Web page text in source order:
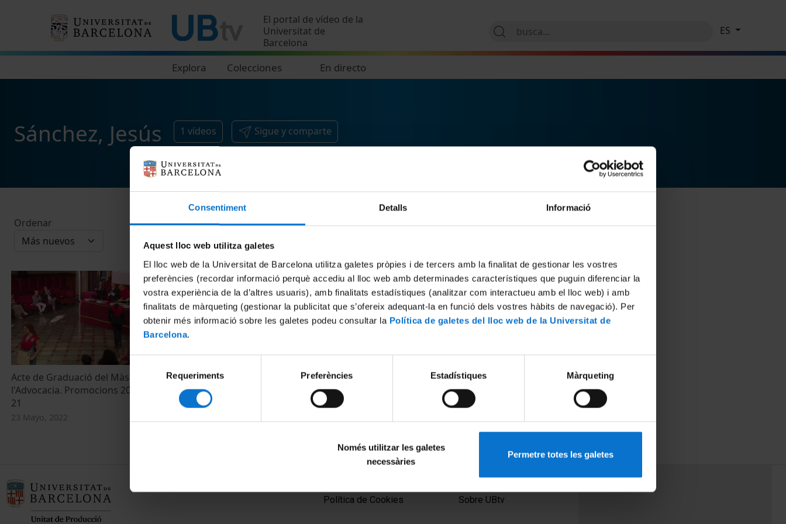
Consentiment Detalls Informació
Aquest lloc web utilitza galetes
El lloc web de la Universitat de Barcelona utilitza galetes pròpies i de tercers amb la finalitat de gestionar les vostres
preferències (recordar informació perquè accediu al lloc web amb determinades característiques que puguin diferenciar la
vostra experiència de la d’altres usuaris), amb finalitats estadístiques (analitzar com interactueu amb el lloc web) i amb
finalitats de màrqueting (gestionar la publicitat que s’ofereix adequant-la en funció dels vostres hàbits de navegació). Per
obtenir més informació sobre les galetes podeu consultar la Política de galetes del lloc web de la Universitat de
Barcelona.
consentiment
Requeriments Preferències Estadístiques Màrqueting
Només utilitzar les galetes
necessàries
Permetre totes les galetes
El portal de vídeo de la
Universitat de
Barcelona
Explora Colecciones En directo
ES
Sánchez, Jesús 1 vídeos Sigue y comparte
Ordenar
Acte de Graduació del Màster de
l'Advocacia. Promocions 2019-20 i 2020-
21
23 Mayo, 2022
Política de Cookies
PEU 2
Sobre UBtv
PEU 3